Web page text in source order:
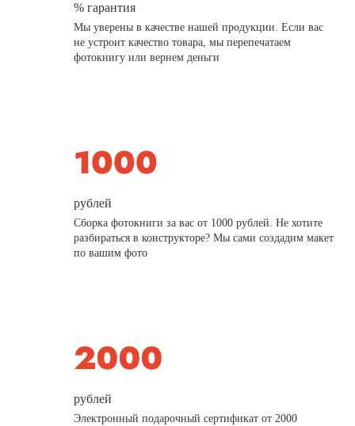
% гарантия
Мы уверены в качестве нашей продукции. Если вас
не устроит качество товара, мы перепечатаем
фотокнигу или вернем деньги
рублей
Сборка фотокниги за вас от 1000 рублей. Не хотите
разбираться в конструкторе? Мы сами создадим макет
по вашим фото
рублей
Электронный подарочный сертификат от 2000